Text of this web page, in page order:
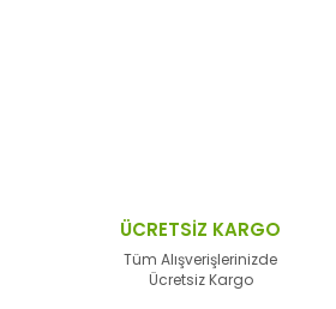
pahalı.
olmalı.
ÜCRETSİZ KARGO
Tüm Alışverişlerinizde
Ücretsiz Kargo